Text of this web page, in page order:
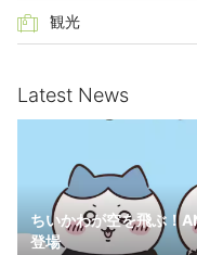
観光
Latest News
ちいかわが空を飛ぶ！
登場